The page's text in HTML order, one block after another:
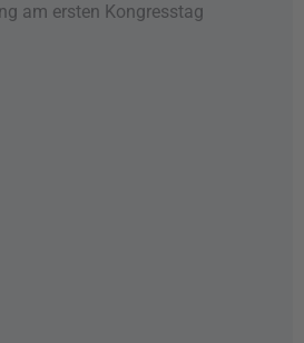
am ersten Kongresstag